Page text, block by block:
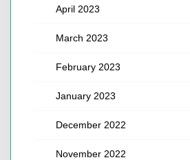
April 2023
March 2023
February 2023
January 2023
December 2022
November 2022